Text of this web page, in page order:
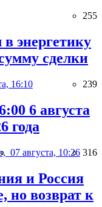
255
энергетику
сделки
16:10 239
6 августа
года
07 августа, 10:26 316
и Россия
но возврат к